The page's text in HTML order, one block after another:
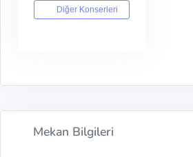
Diğer Konserleri
Mekan Bilgileri